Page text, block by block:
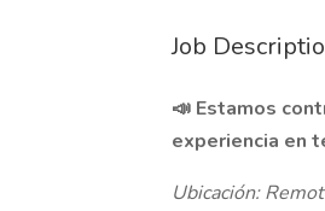
Job
📣 Estamos
experiencia en
Ubicación: